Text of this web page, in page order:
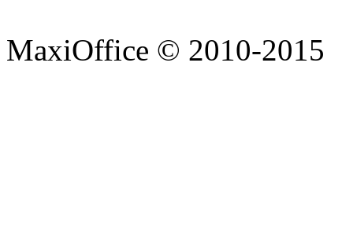
MaxiOffice © 2010-2015